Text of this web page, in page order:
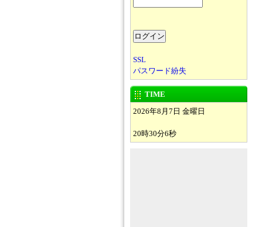
SSL
パスワード紛失
TIME
2026年8月7日 金曜日
20時30分6秒